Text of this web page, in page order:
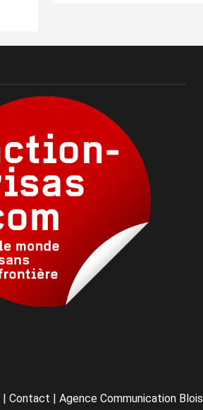
| Contact | Agence Communication Blois